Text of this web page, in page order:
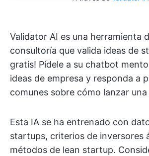
Validator AI es una herramienta
consultoría que valida ideas de
gratis! Pídele a su chatbot
ideas de empresa y responda a
comunes sobre cómo lanzar
Esta IA se ha entrenado con
startups, criterios de inversores
métodos de lean startup.